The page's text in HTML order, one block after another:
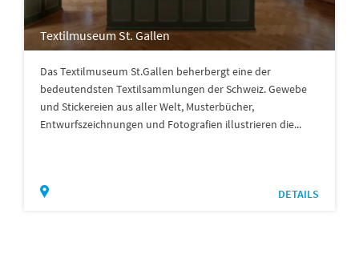
Textilmuseum St. Gallen
Das Textilmuseum St.Gallen beherbergt eine der
bedeutendsten Textilsammlungen der Schweiz. Gewebe
und Stickereien aus aller Welt, Musterbücher,
Entwurfszeichnungen und Fotografien illustrieren die...
DETAILS